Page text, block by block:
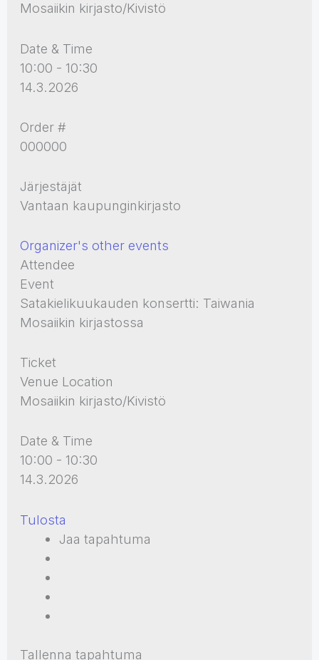
Mosaiikin kirjasto/Kivistö
Date & Time
10:00 - 10:30
14.3.2026
Order #
000000
Järjestäjät
Vantaan kaupunginkirjasto
Organizer's other events
Attendee
Event
Satakielikuukauden konsertti: Taiwania
Mosaiikin kirjastossa
Ticket
Venue Location
Mosaiikin kirjasto/Kivistö
Date & Time
10:00 - 10:30
14.3.2026
Tulosta
Jaa tapahtuma
Tallenna tapahtuma